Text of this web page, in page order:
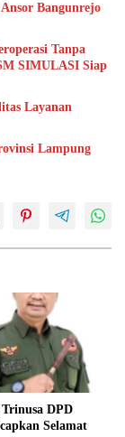
Bangunrejo
Tanpa
SIMULASI Siap
Layanan
Lampung
DPD
Selamat